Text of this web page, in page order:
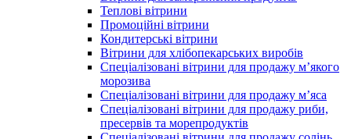
Теплові вітрини
Промоційні вітрини
Кондитерські вітрини
Вітрини для хлібопекарських виробів
Спеціалізовані вітрини для продажу м’якого
морозива
Спеціалізовані вітрини для продажу м’яса
Спеціалізовані вітрини для продажу риби,
пресервів та морепродуктів